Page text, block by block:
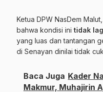
Ketua DPW NasDem
bahwa kondisi ini tidak
yang luas dan tantangan
di Senayan dinilai tidak
Baca Juga Kader
Makmur, Muhajirin